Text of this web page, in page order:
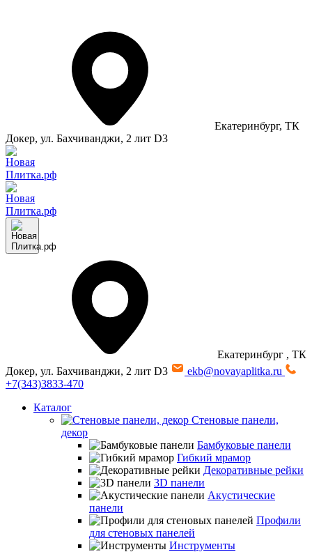
Екатеринбург, ТК
Докер, ул. Бахчиванджи, 2 лит D3
Екатеринбург , ТК
Докер, ул. Бахчиванджи, 2 лит D3
ekb@novayaplitka.ru
+7(343)3833-470
Каталог
Стеновые панели,
декор
Бамбуковые панели
Гибкий мрамор
Декоративные рейки
3D панели
Акустические
панели
Профили
для стеновых панелей
Инструменты